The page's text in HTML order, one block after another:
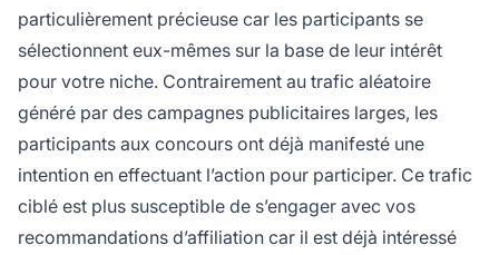
particulièrement précieuse car les participants se
sélectionnent eux-mêmes sur la base de leur intérêt
pour votre niche. Contrairement au trafic aléatoire
généré par des campagnes publicitaires larges, les
participants aux concours ont déjà manifesté une
intention en effectuant l’action pour participer. Ce trafic
ciblé est plus susceptible de s’engager avec vos
recommandations d’affiliation car il est déjà intéressé